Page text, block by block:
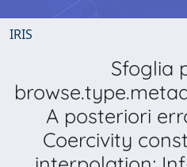
IRIS
Sfoglia
A posteriori
Coercivity